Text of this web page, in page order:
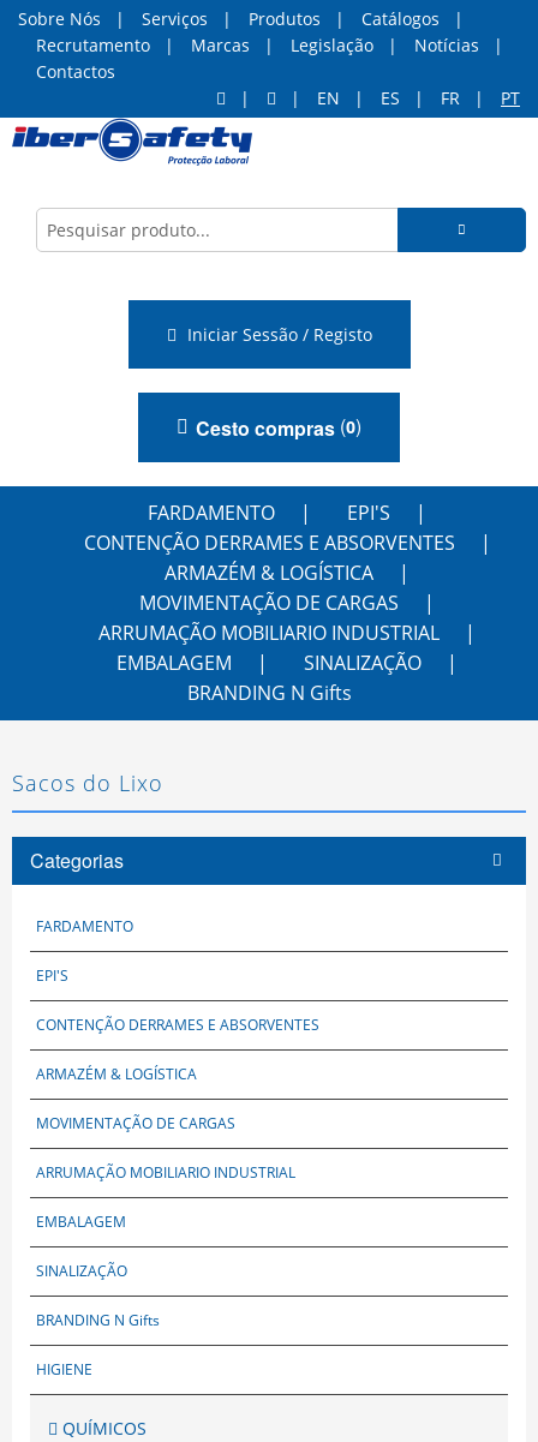
Sobre Nós Serviços Produtos
Catálogos
Recrutamento
Marcas Legislação
Notícias
Contactos
EN
ES FR PT
Iniciar Sessão / Registo
Cesto compras (0)
FARDAMENTO
EPI'S
CONTENÇÃO DERRAMES E ABSORVENTES
ARMAZÉM & LOGÍSTICA
MOVIMENTAÇÃO DE CARGAS
ARRUMAÇÃO MOBILIARIO INDUSTRIAL
EMBALAGEM
SINALIZAÇÃO
BRANDING N Gifts
Sacos do Lixo
Categorias
FARDAMENTO
EPI'S
CONTENÇÃO DERRAMES E ABSORVENTES
ARMAZÉM & LOGÍSTICA
MOVIMENTAÇÃO DE CARGAS
ARRUMAÇÃO MOBILIARIO INDUSTRIAL
EMBALAGEM
SINALIZAÇÃO
BRANDING N Gifts
HIGIENE
QUÍMICOS